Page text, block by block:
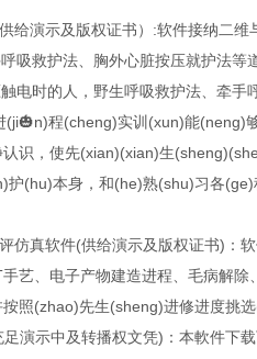
给演示及版权证书）:软件接纳二
吸救护法、胸外心脏按压就护法
电时的人，野生呼吸救护法、牵
程(cheng)实训(xun)能
识，使先(xian)(xian)生
(hu)本身，和(he)熟(shu)习各
仿真软件(供给演示及版权证书)：
艺、电子产物建造进程、毛病解除
照(zhao)先生(sheng)进修进度挑
演示中及转播权文凭)：本軟件下